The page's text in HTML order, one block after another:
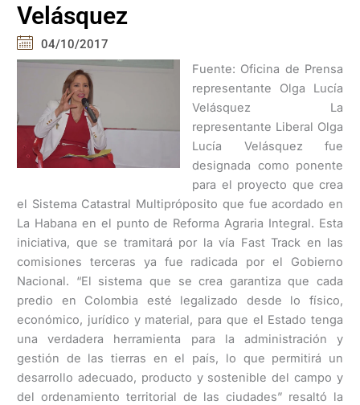
Velásquez
04/10/2017
Fuente: Oficina de Prensa
representante Olga Lucía
Velásquez La
representante Liberal Olga
Lucía Velásquez fue
designada como ponente
para el proyecto que crea
el Sistema Catastral Multipróposito que fue acordado en
La Habana en el punto de Reforma Agraria Integral. Esta
iniciativa, que se tramitará por la vía Fast Track en las
comisiones terceras ya fue radicada por el Gobierno
Nacional. “El sistema que se crea garantiza que cada
predio en Colombia esté legalizado desde lo físico,
económico, jurídico y material, para que el Estado tenga
una verdadera herramienta para la administración y
gestión de las tierras en el país, lo que permitirá un
desarrollo adecuado, producto y sostenible del campo y
del ordenamiento territorial de las ciudades” resaltó la